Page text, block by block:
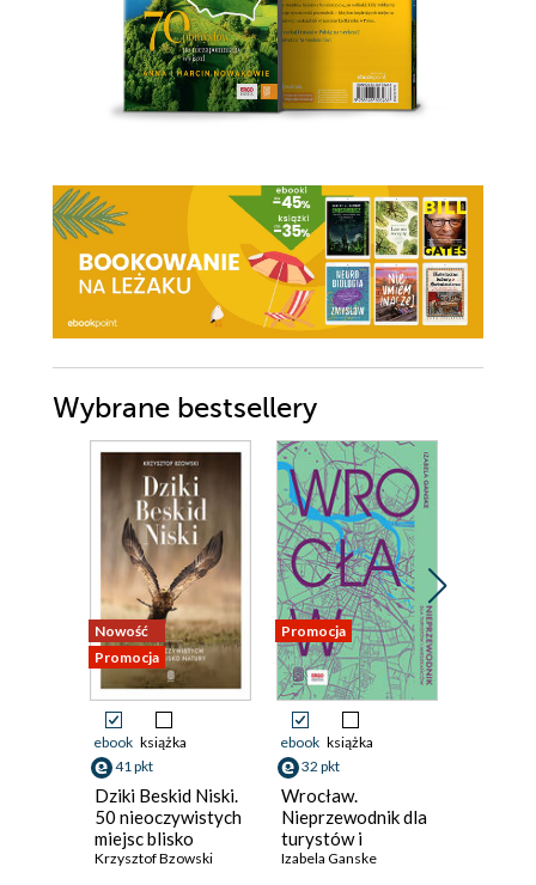
Wybrane bestsellery
Nowość
Promocja
ebook książka
41 pkt
Dziki Beskid Niski.
50 nieoczywistych
miejsc blisko
natury
Krzysztof Bzowski
Promocja
ebook książka
32 pkt
Wrocław.
Nieprzewodnik dla
turystów i
mieszkańców
Izabela Ganske